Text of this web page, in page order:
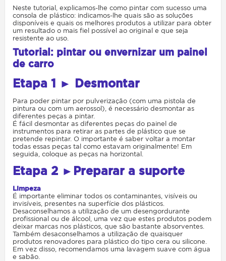
Neste tutorial, explicamos-lhe como pintar com sucesso uma
consola de plástico: indicamos-lhe quais são as soluções
disponíveis e quais os melhores produtos a utilizar para obter
um resultado o mais fiel possível ao original e que seja
resistente ao uso.
Tutorial: pintar ou envernizar um painel
de carro
Etapa 1 ► Desmontar
Para poder pintar por pulverização (com uma pistola de
pintura ou com um aerossol), é necessário desmontar as
diferentes peças a pintar.
É fácil desmontar as diferentes peças do painel de
instrumentos para retirar as partes de plástico que se
pretende repintar. O importante é saber voltar a montar
todas essas peças tal como estavam originalmente! Em
seguida, coloque as peças na horizontal.
Etapa 2 ►Preparar a suporte
Limpeza
É importante eliminar todos os contaminantes, visíveis ou
invisíveis, presentes na superfície dos plásticos.
Desaconselhamos a utilização de um desengordurante
profissional ou de álcool, uma vez que estes produtos podem
deixar marcas nos plásticos, que são bastante absorventes.
Também desaconselhamos a utilização de quaisquer
produtos renovadores para plástico do tipo cera ou silicone.
Em vez disso, recomendamos uma lavagem suave com água
e sabão.